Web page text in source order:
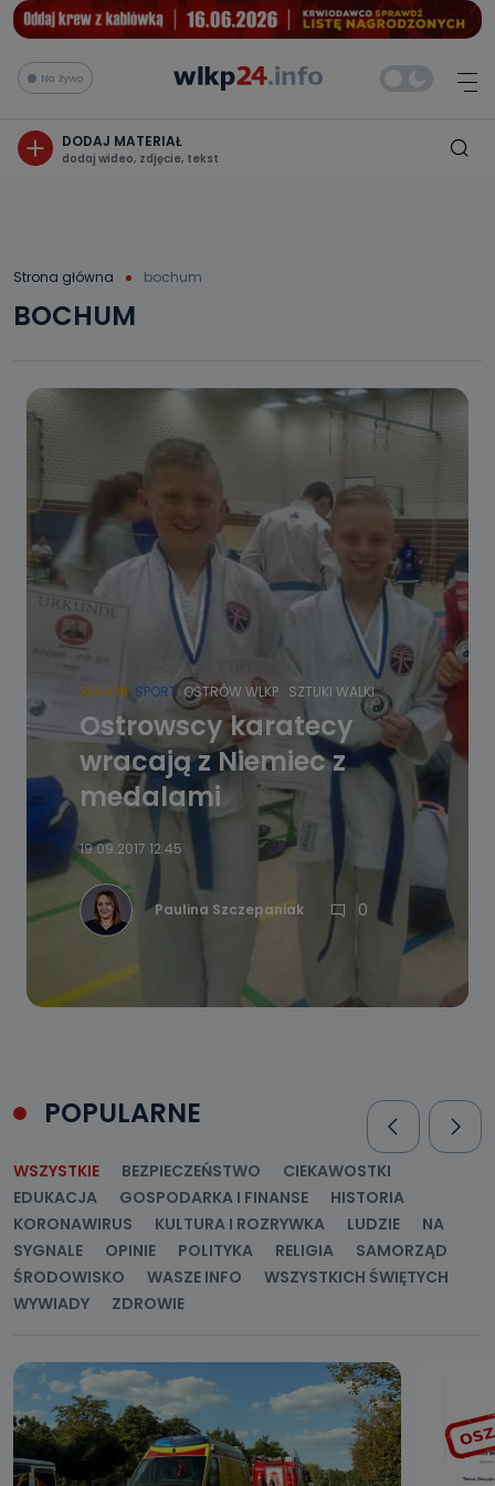
Na żywo
DODAJ MATERIAŁ
dodaj wideo, zdjęcie, tekst
Strona główna bochum
BOCHUM
REGION SPORT OSTRÓW WLKP. SZTUKI WALKI
Ostrowscy karatecy
wracają z Niemiec z
medalami
19.09.2017 12:45
Paulina Szczepaniak 0
POPULARNE
WSZYSTKIE BEZPIECZEŃSTWO
CIEKAWOSTKI
EDUKACJA
GOSPODARKA I FINANSE
HISTORIA
KORONAWIRUS
KULTURA I ROZRYWKA LUDZIE
NA
SYGNALE
OPINIE POLITYKA RELIGIA
SAMORZĄD
ŚRODOWISKO
WASZE INFO
WSZYSTKICH ŚWIĘTYCH
WYWIADY
ZDROWIE